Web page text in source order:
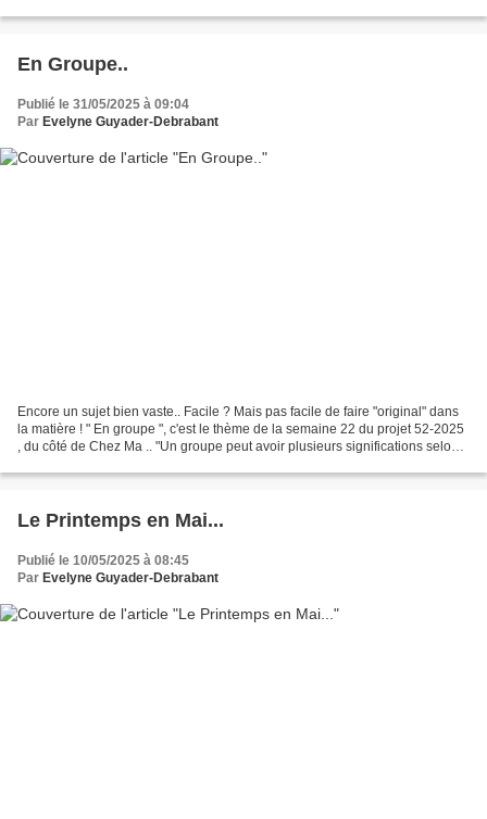
En Groupe..
Publié le 31/05/2025 à 09:04
Par Evelyne Guyader-Debrabant
Encore un sujet bien vaste.. Facile ? Mais pas facile de faire "original" dans
la matière ! " En groupe ", c'est le thème de la semaine 22 du projet 52-2025
, du côté de Chez Ma .. "Un groupe peut avoir plusieurs significations selon
Le Printemps en Mai...
Publié le 10/05/2025 à 08:45
Par Evelyne Guyader-Debrabant